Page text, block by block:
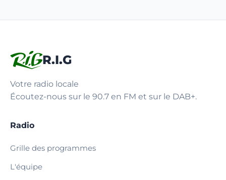
R.I.G
Votre radio locale
Écoutez-nous sur le 90.7 en FM et sur le DAB+.
Radio
Grille des programmes
L'équipe